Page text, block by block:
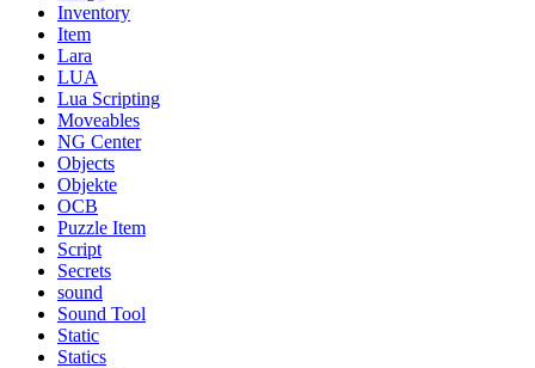
Inventory
Item
Lara
LUA
Lua Scripting
Moveables
NG Center
Objects
Objekte
OCB
Puzzle Item
Script
Secrets
sound
Sound Tool
Static
Statics